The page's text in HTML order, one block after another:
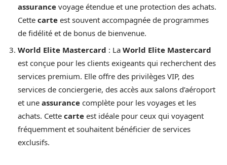
assurance voyage étendue et une protection des achats.
Cette carte est souvent accompagnée de programmes
de fidélité et de bonus de bienvenue.
World Elite Mastercard : La World Elite Mastercard
est conçue pour les clients exigeants qui recherchent des
services premium. Elle offre des privilèges VIP, des
services de conciergerie, des accès aux salons d’aéroport
et une assurance complète pour les voyages et les
achats. Cette carte est idéale pour ceux qui voyagent
fréquemment et souhaitent bénéficier de services
exclusifs.